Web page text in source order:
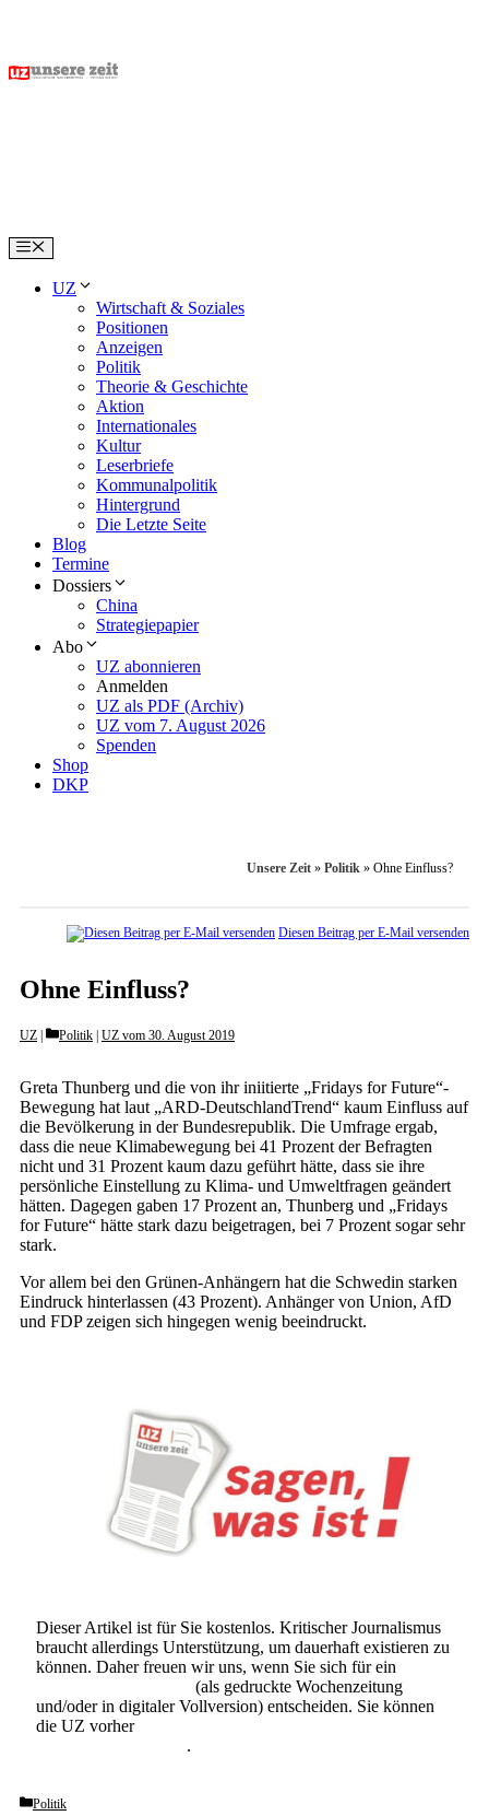
content
Menu
UZ
Wirtschaft & Soziales
Positionen
Anzeigen
Politik
Theorie & Geschichte
Aktion
Internationales
Kultur
Leserbriefe
Kommunalpolitik
Hintergrund
Die Letzte Seite
Blog
Termine
Dossiers
China
Strategiepapier
Abo
UZ abonnieren
Anmelden
UZ als PDF (Archiv)
UZ vom 7. August 2026
Spenden
Shop
DKP
Unsere Zeit » Politik » Ohne Einfluss?
Diesen Beitrag per E-Mail versenden
Ohne Einfluss?
UZ Categories
Politik UZ vom 30. August 2019
Greta Thunberg und die von ihr iniitierte „Fridays for Future“-
Bewegung hat laut „ARD-DeutschlandTrend“ kaum Einfluss auf
die Bevölkerung in der Bundesrepublik. Die Umfrage ergab,
dass die neue Klimabewegung bei 41 Prozent der Befragten
nicht und 31 Prozent kaum dazu geführt hätte, dass sie ihre
persönliche Einstellung zu Klima- und Umweltfragen geändert
hätten. Dagegen gaben 17 Prozent an, Thunberg und „Fridays
for Future“ hätte stark dazu beigetragen, bei 7 Prozent sogar sehr
stark.
Vor allem bei den Grünen-Anhängern hat die Schwedin starken
Eindruck hinterlassen (43 Prozent). Anhänger von Union, AfD
und FDP zeigen sich hingegen wenig beeindruckt.
Dieser Artikel ist für Sie kostenlos. Kritischer Journalismus
braucht allerdings Unterstützung, um dauerhaft existieren zu
können. Daher freuen wir uns, wenn Sie sich für ein
(als gedruckte Wochenzeitung
und/oder in digitaler Vollversion) entscheiden. Sie können
die UZ vorher
.
Categories
Politik